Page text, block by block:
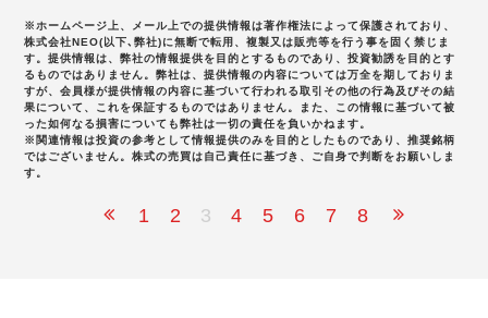
※ホームページ上、メール上での提供情報は著作権法によって保護されており、
株式会社NEO(以下､弊社)に無断で転用、複製又は販売等を行う事を固く禁じま
す。提供情報は、弊社の情報提供を目的とするものであり、投資勧誘を目的とす
るものではありません。弊社は、提供情報の内容については万全を期しておりま
すが、会員様が提供情報の内容に基づいて行われる取引その他の行為及びその結
果について、これを保証するものではありません。また、この情報に基づいて被
った如何なる損害についても弊社は一切の責任を負いかねます。
※関連情報は投資の参考として情報提供のみを目的としたものであり、推奨銘柄
ではございません。株式の売買は自己責任に基づき、ご自身で判断をお願いしま
す。
1 2 3 4 5 6 7 8